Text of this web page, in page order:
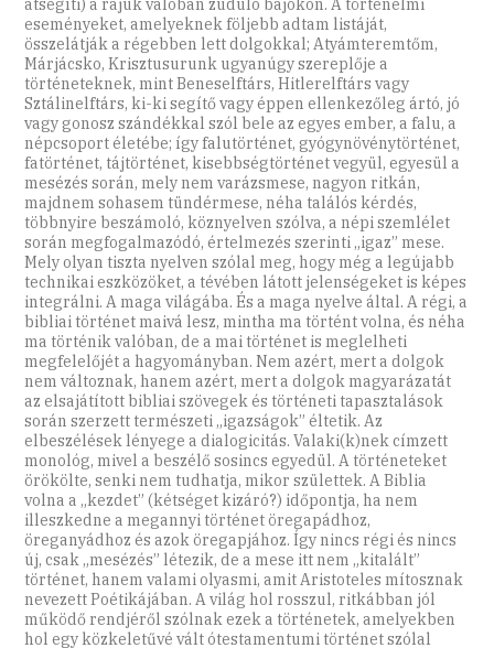
átsegíti) a rájuk valóban zúduló bajokon. A történelmi
eseményeket, amelyeknek följebb adtam listáját,
összelátják a régebben lett dolgokkal; Atyámteremtőm,
Márjácsko, Krisztusurunk ugyanúgy szereplője a
történeteknek, mint Beneselftárs, Hitlerelftárs vagy
Sztálinelftárs, ki-ki segítő vagy éppen ellenkezőleg ártó, jó
vagy gonosz szándékkal szól bele az egyes ember, a falu, a
népcsoport életébe; így falutörténet, gyógynövénytörténet,
fatörténet, tájtörténet, kisebbségtörténet vegyül, egyesül a
mesézés során, mely nem varázsmese, nagyon ritkán,
majdnem sohasem tündérmese, néha találós kérdés,
többnyire beszámoló, köznyelven szólva, a népi szemlélet
során megfogalmazódó, értelmezés szerinti „igaz” mese.
Mely olyan tiszta nyelven szólal meg, hogy még a legújabb
technikai eszközöket, a tévében látott jelenségeket is képes
integrálni. A maga világába. És a maga nyelve által. A régi, a
bibliai történet maivá lesz, mintha ma történt volna, és néha
ma történik valóban, de a mai történet is meglelheti
megfelelőjét a hagyományban. Nem azért, mert a dolgok
nem változnak, hanem azért, mert a dolgok magyarázatát
az elsajátított bibliai szövegek és történeti tapasztalások
során szerzett természeti „igazságok” éltetik. Az
elbeszélések lényege a dialogicitás. Valaki(k)nek címzett
monológ, mivel a beszélő sosincs egyedül. A történeteket
örökölte, senki nem tudhatja, mikor születtek. A Biblia
volna a „kezdet” (kétséget kizáró?) időpontja, ha nem
illeszkedne a megannyi történet öregapádhoz,
öreganyádhoz és azok öregapjához. Így nincs régi és nincs
új, csak „mesézés” létezik, de a mese itt nem „kitalált”
történet, hanem valami olyasmi, amit Aristoteles mítosznak
nevezett Poétikájában. A világ hol rosszul, ritkábban jól
működő rendjéről szólnak ezek a történetek, amelyekben
hol egy közkeletűvé vált ótestamentumi történet szólal